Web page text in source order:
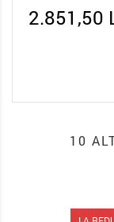
931,50
10